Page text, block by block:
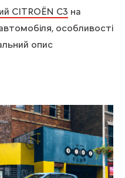
CITROЁN C3 на
особливості
опис